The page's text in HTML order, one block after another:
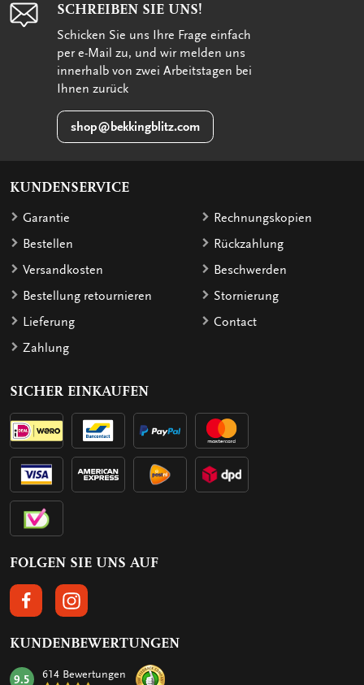
SCHREIBEN SIE UNS!
Schicken Sie uns Ihre Frage einfach
per e-Mail zu, und wir melden uns
innerhalb von zwei Arbeitstagen bei
Ihnen zurück
shop@bekkingblitz.com
KUNDENSERVICE
Garantie
Bestellen
Versandkosten
Bestellung retournieren
Lieferung
Zahlung
Rechnungskopien
Rückzahlung
Beschwerden
Stornierung
Contact
SICHER EINKAUFEN
FOLGEN SIE UNS AUF
FOLGEN SIE UNS AUF FACEBOOK
FOLGEN SIE UNS AUF INSTAGRAM
KUNDENBEWERTUNGEN
9.5 614 Bewertungen